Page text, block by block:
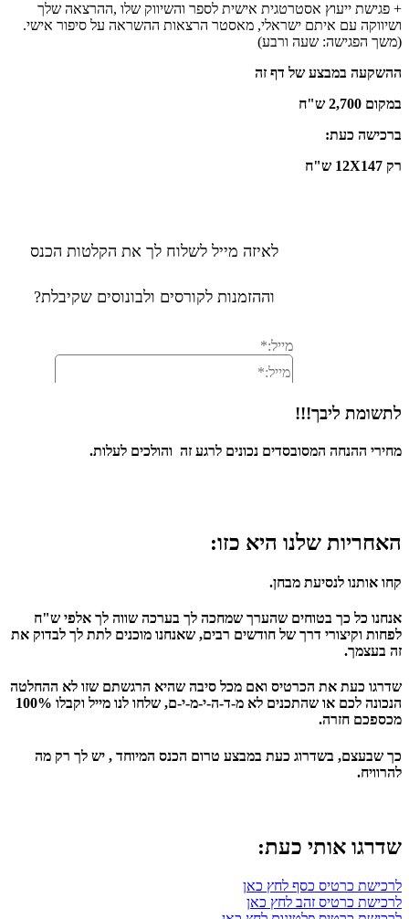
+ פגישת ייעוץ אסטרטגית אישית לספר והשיווק שלו ,ההרצאה שלך
ושיווקה עם איתם ישראלי, מאסטר הרצאות ההשראה על סיפור אישי.
(משך הפגישה: שעה ורבע)
ההשקעה במבצע של דף זה
במקום 2,700 ש"ח
ברכישה כעת:
רק 12X147 ש"ח
לתשומת ליבך!!!
מחירי ההנחה המסובסדים נכונים לרגע זה והולכים לעלות.
האחריות שלנו היא כזו:
קחו אותנו לנסיעת מבחן.
אנחנו כל כך בטוחים שהערך שמחכה לך בערכה שווה לך אלפי ש"ח
לפחות וקיצורי דרך של חודשים רבים, שאנחנו מוכנים לתת לך לבדוק את
זה בעצמך.
שדרגו כעת את הכרטיס ואם מכל סיבה שהיא הרגשתם שזו לא ההחלטה
הנכונה לכם או שהתכנים לא מ-ד-ה-י-מ-י-ם, שלחו לנו מייל וקבלו 100%
מכספכם חזרה.
כך שבעצם, בשדרוג כעת במבצע טרום הכנס המיוחד , יש לך רק מה
להרוויח.
שדרגו אותי כעת:
לרכישת כרטיס כסף לחץ כאן
לרכישת כרטיס זהב לחץ כאן